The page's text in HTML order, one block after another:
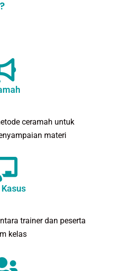
?
ceramah untuk
materi
trainer dan peserta
kelas